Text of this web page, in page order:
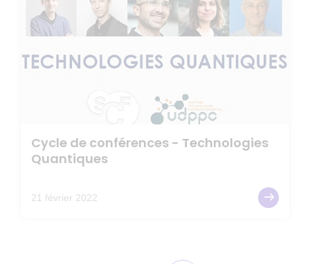
Cycle de conférences - Technologies
Quantiques
21 février 2022